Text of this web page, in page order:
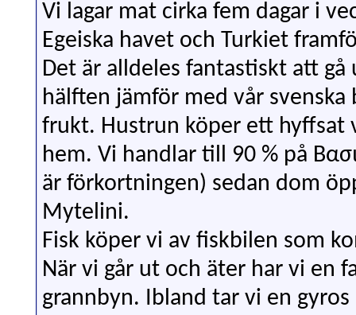
Vi lagar mat cirka fem dagar i
Egeiska havet och Turkiet
Det är alldeles fantastiskt att
hälften jämför med vår
frukt. Hustrun köper ett hyffsat
hem. Vi handlar till 90 % på
är förkortningen) sedan dom
Mytelini.
Fisk köper vi av fiskbilen som
När vi går ut och äter har vi en
grannbyn. Ibland tar vi en